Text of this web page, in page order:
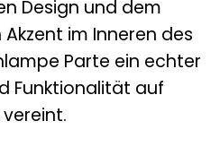
Design und dem
im Inneren des
Parte ein echter
Funktionalität auf